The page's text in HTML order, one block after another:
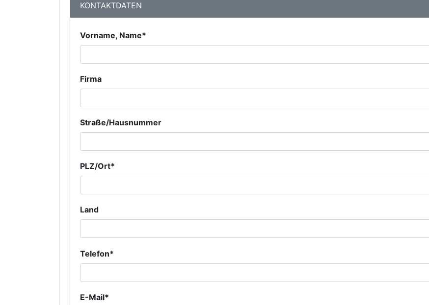
KONTAKTDATEN
Vorname, Name*
Firma
Straße/Hausnummer
PLZ/Ort*
Land
Telefon*
E-Mail*